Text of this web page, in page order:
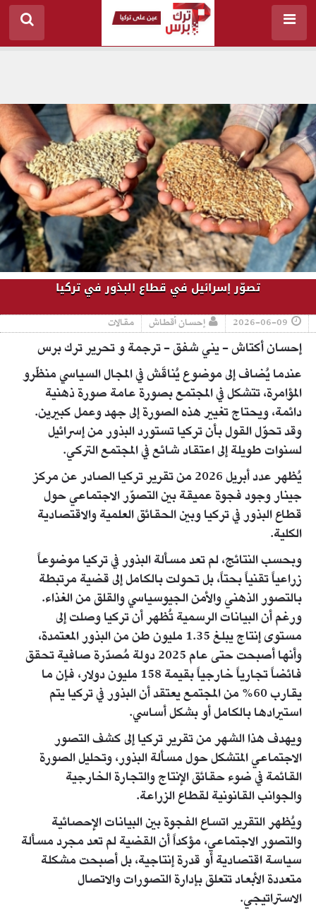
تصوّر إسرائيل في قطاع البذور في تركيا
2026-06-09 إحسان أقطاش مقالات
إحسان أكتاش - يني شفق - ترجمة و تحرير ترك برس
عندما يُضاف إلى موضوع يُناقَش في المجال السياسي منظّرو
المؤامرة، تتشكل في المجتمع بصورة عامة صورة ذهنية
دائمة، ويحتاج تغيير هذه الصورة إلى جهد وعمل كبيرين.
وقد تحوّل القول بأن تركيا تستورد البذور من إسرائيل
لسنوات طويلة إلى اعتقاد شائع في المجتمع التركي.
يُظهر عدد أبريل 2026 من تقرير تركيا الصادر عن مركز
جينار وجود فجوة عميقة بين التصوّر الاجتماعي حول
قطاع البذور في تركيا وبين الحقائق العلمية والاقتصادية
الكلية.
وبحسب النتائج، لم تعد مسألة البذور في تركيا موضوعاً
زراعياً تقنياً بحتاً، بل تحولت بالكامل إلى قضية مرتبطة
بالتصور الذهني والأمن الجيوسياسي والقلق من الغذاء.
ورغم أن البيانات الرسمية تُظهر أن تركيا وصلت إلى
مستوى إنتاج يبلغ 1.35 مليون طن من البذور المعتمدة،
وأنها أصبحت حتى عام 2025 دولة مُصدّرة صافية تحقق
فائضاً تجارياً خارجياً بقيمة 158 مليون دولار، فإن ما
يقارب 60% من المجتمع يعتقد أن البذور في تركيا يتم
استيرادها بالكامل أو بشكل أساسي.
ويهدف هذا الشهر من تقرير تركيا إلى كشف التصور
الاجتماعي المتشكل حول مسألة البذور، وتحليل الصورة
القائمة في ضوء حقائق الإنتاج والتجارة الخارجية
والجوانب القانونية لقطاع الزراعة.
ويُظهر التقرير اتساع الفجوة بين البيانات الإحصائية
والتصور الاجتماعي، مؤكداً أن القضية لم تعد مجرد مسألة
سياسة اقتصادية أو قدرة إنتاجية، بل أصبحت مشكلة
متعددة الأبعاد تتعلق بإدارة التصورات والاتصال
الاستراتيجي.